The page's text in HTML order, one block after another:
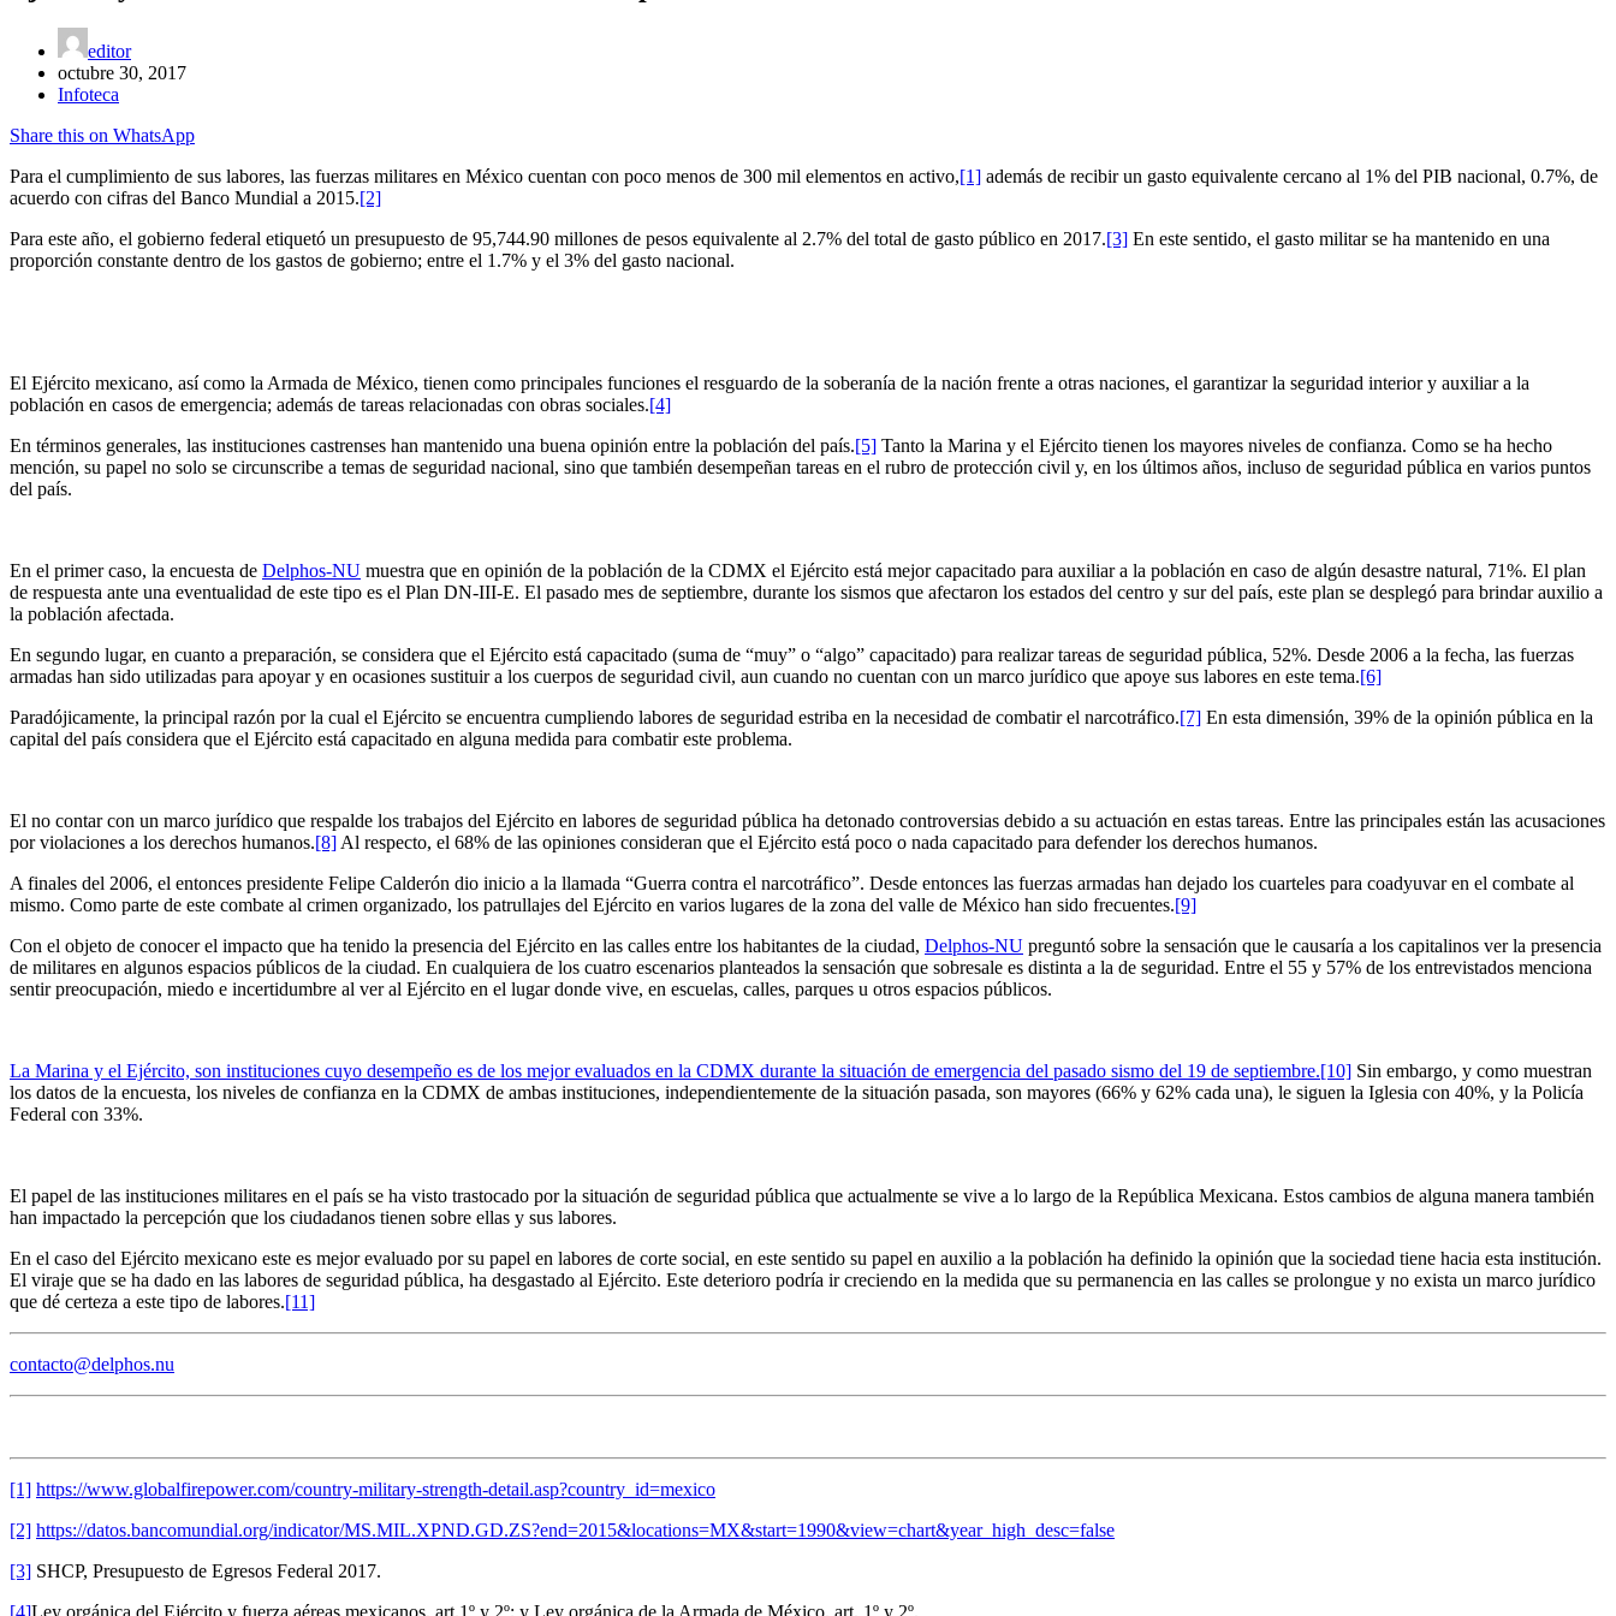
editor
octubre 30, 2017
Infoteca
Share this on WhatsApp
Para el cumplimiento de sus labores, las fuerzas militares en México cuentan con poco menos de 300 mil elementos en activo,[1] además de recibir un gasto equivalente cercano al 1% del PIB nacional, 0.7%, de
acuerdo con cifras del Banco Mundial a 2015.[2]
Para este año, el gobierno federal etiquetó un presupuesto de 95,744.90 millones de pesos equivalente al 2.7% del total de gasto público en 2017.[3] En este sentido, el gasto militar se ha mantenido en una
proporción constante dentro de los gastos de gobierno; entre el 1.7% y el 3% del gasto nacional.
El Ejército mexicano, así como la Armada de México, tienen como principales funciones el resguardo de la soberanía de la nación frente a otras naciones, el garantizar la seguridad interior y auxiliar a la
población en casos de emergencia; además de tareas relacionadas con obras sociales.[4]
En términos generales, las instituciones castrenses han mantenido una buena opinión entre la población del país.[5] Tanto la Marina y el Ejército tienen los mayores niveles de confianza. Como se ha hecho
mención, su papel no solo se circunscribe a temas de seguridad nacional, sino que también desempeñan tareas en el rubro de protección civil y, en los últimos años, incluso de seguridad pública en varios puntos
del país.
En el primer caso, la encuesta de Delphos-NU muestra que en opinión de la población de la CDMX el Ejército está mejor capacitado para auxiliar a la población en caso de algún desastre natural, 71%. El plan
de respuesta ante una eventualidad de este tipo es el Plan DN-III-E. El pasado mes de septiembre, durante los sismos que afectaron los estados del centro y sur del país, este plan se desplegó para brindar auxilio a
la población afectada.
En segundo lugar, en cuanto a preparación, se considera que el Ejército está capacitado (suma de “muy” o “algo” capacitado) para realizar tareas de seguridad pública, 52%. Desde 2006 a la fecha, las fuerzas
armadas han sido utilizadas para apoyar y en ocasiones sustituir a los cuerpos de seguridad civil, aun cuando no cuentan con un marco jurídico que apoye sus labores en este tema.[6]
Paradójicamente, la principal razón por la cual el Ejército se encuentra cumpliendo labores de seguridad estriba en la necesidad de combatir el narcotráfico.[7] En esta dimensión, 39% de la opinión pública en la
capital del país considera que el Ejército está capacitado en alguna medida para combatir este problema.
El no contar con un marco jurídico que respalde los trabajos del Ejército en labores de seguridad pública ha detonado controversias debido a su actuación en estas tareas. Entre las principales están las acusaciones
por violaciones a los derechos humanos.[8] Al respecto, el 68% de las opiniones consideran que el Ejército está poco o nada capacitado para defender los derechos humanos.
A finales del 2006, el entonces presidente Felipe Calderón dio inicio a la llamada “Guerra contra el narcotráfico”. Desde entonces las fuerzas armadas han dejado los cuarteles para coadyuvar en el combate al
mismo. Como parte de este combate al crimen organizado, los patrullajes del Ejército en varios lugares de la zona del valle de México han sido frecuentes.[9]
Con el objeto de conocer el impacto que ha tenido la presencia del Ejército en las calles entre los habitantes de la ciudad, Delphos-NU preguntó sobre la sensación que le causaría a los capitalinos ver la presencia
de militares en algunos espacios públicos de la ciudad. En cualquiera de los cuatro escenarios planteados la sensación que sobresale es distinta a la de seguridad. Entre el 55 y 57% de los entrevistados menciona
sentir preocupación, miedo e incertidumbre al ver al Ejército en el lugar donde vive, en escuelas, calles, parques u otros espacios públicos.
La Marina y el Ejército, son instituciones cuyo desempeño es de los mejor evaluados en la CDMX durante la situación de emergencia del pasado sismo del 19 de septiembre.[10] Sin embargo, y como muestran
los datos de la encuesta, los niveles de confianza en la CDMX de ambas instituciones, independientemente de la situación pasada, son mayores (66% y 62% cada una), le siguen la Iglesia con 40%, y la Policía
Federal con 33%.
El papel de las instituciones militares en el país se ha visto trastocado por la situación de seguridad pública que actualmente se vive a lo largo de la República Mexicana. Estos cambios de alguna manera también
han impactado la percepción que los ciudadanos tienen sobre ellas y sus labores.
En el caso del Ejército mexicano este es mejor evaluado por su papel en labores de corte social, en este sentido su papel en auxilio a la población ha definido la opinión que la sociedad tiene hacia esta institución.
El viraje que se ha dado en las labores de seguridad pública, ha desgastado al Ejército. Este deterioro podría ir creciendo en la medida que su permanencia en las calles se prolongue y no exista un marco jurídico
que dé certeza a este tipo de labores.[11]
contacto@delphos.nu
[1] https://www.globalfirepower.com/country-military-strength-detail.asp?country_id=mexico
[2] https://datos.bancomundial.org/indicator/MS.MIL.XPND.GD.ZS?end=2015&locations=MX&start=1990&view=chart&year_high_desc=false
[3] SHCP, Presupuesto de Egresos Federal 2017.
[4]Ley orgánica del Ejército y fuerza aéreas mexicanos, art.1º y 2º; y Ley orgánica de la Armada de México, art. 1º y 2º.